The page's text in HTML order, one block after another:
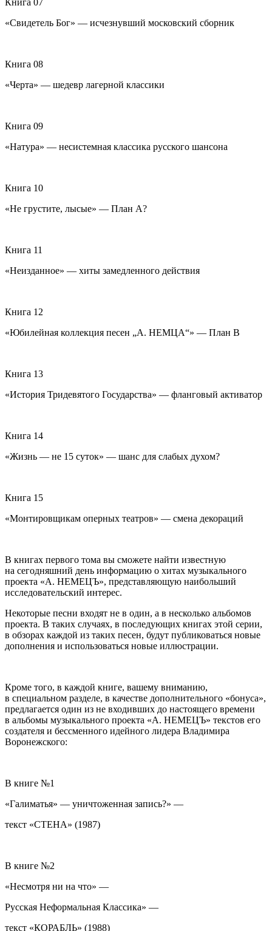
«Свидетель Бог» — исчезнувший московский сборник
Книга 08
«Черта» — шедевр лагерной классики
Книга 09
«Натура» — несистемная классика русского шансона
Книга 10
«Не грустите, лысые» — План А?
Книга 11
«Неизданное» — хиты замедленного действия
Книга 12
«Юбилейная коллекция песен „А. НЕМЦА“» — План В
Книга 13
«История Тридевятого Государства» — фланговый активатор
Книга 14
«Жизнь — не 15 суток» — шанс для слабых духом?
Книга 15
«Монтировщикам оперных театров» — смена декораций
В книгах первого тома вы сможете найти известную
на сегодняшний день информацию о хитах музыкального
проекта «А. НЕМЕЦЪ», представляющую наибольший
исследовательский интерес.
Некоторые песни входят не в один, а в несколько альбомов
проекта. В таких случаях, в последующих книгах этой серии,
в обзорах каждой из таких песен, будут публиковаться новые
дополнения и использоваться новые иллюстрации.
Кроме того, в каждой книге, вашему вниманию,
в специальном разделе, в качестве дополнительного «бонуса»,
предлагается один из не входивших до настоящего времени
в альбомы музыкального проекта «А. НЕМЕЦЪ» текстов его
создателя и бессменного идейного лидера Владимира
Воронежского:
В книге №1
«Галиматья» — уничтоженная запись?» —
текст «СТЕНА» (1987)
В книге №2
«Несмотря ни на что» —
Русская Неформальная Классика» —
текст «КОРАБЛЬ» (1988)